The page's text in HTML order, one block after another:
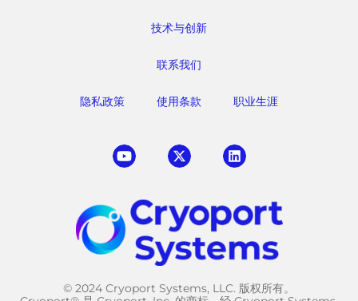
技术与创新
联系我们
隐私政策 使用条款 职业生涯
© 2024 Cryoport Systems, LLC. 版权所有。